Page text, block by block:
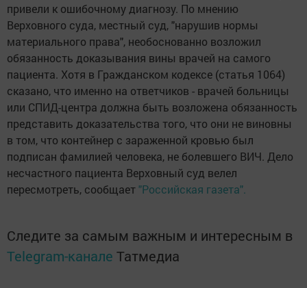
привели к ошибочному диагнозу. По мнению
Верховного суда, местный суд, "нарушив нормы
материального права", необоснованно возложил
обязанность доказывания вины врачей на самого
пациента. Хотя в Гражданском кодексе (статья 1064)
сказано, что именно на ответчиков - врачей больницы
или СПИД-центра должна быть возложена обязанность
представить доказательства того, что они не виновны
в том, что контейнер с зараженной кровью был
подписан фамилией человека, не болевшего ВИЧ. Дело
несчастного пациента Верховный суд велел
пересмотреть, сообщает "Российская газета".
Следите за самым важным и интересным в
Telegram-канале Татмедиа